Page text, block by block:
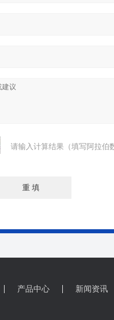
请输入计算结果（填写阿拉伯
产品中心 新闻资讯